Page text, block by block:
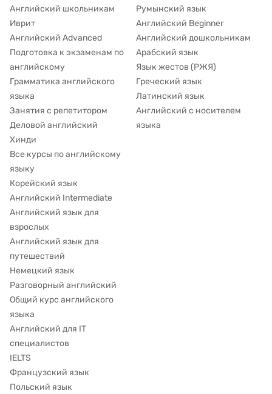
Английский школьникам
Иврит
Английский Advanced
Подготовка к экзаменам по
английскому
Грамматика английского
языка
Занятия с репетитором
Деловой английский
Хинди
Все курсы по английскому
языку
Корейский язык
Английский Intermediate
Английский язык для
взрослых
Английский язык для
путешествий
Немецкий язык
Разговорный английский
Общий курс английского
языка
Английский для IT
специалистов
IELTS
Французский язык
Польский язык
Румынский язык
Английский Beginner
Английский дошкольникам
Арабский язык
Язык жестов (РЖЯ)
Греческий язык
Латинский язык
Английский с носителем
языка